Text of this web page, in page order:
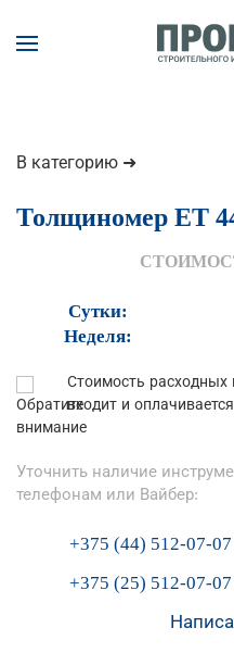
Перейти к
В категорию ➜
Толщиномер ET
Сутки:
Неделя:
Стоимость расходных
входит и
Уточнить наличие
телефонам или Вайбер:
+375 (44) 512-07-07
+375 (25) 512-07-07